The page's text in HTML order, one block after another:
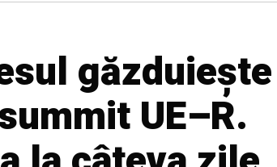
găzduiește
UE–R.